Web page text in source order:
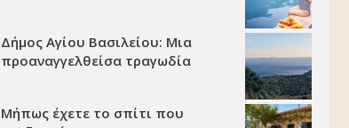
Δήμος Αγίου Βασιλείου: Μια
προαναγγελθείσα τραγωδία
Μήπως έχετε το σπίτι που